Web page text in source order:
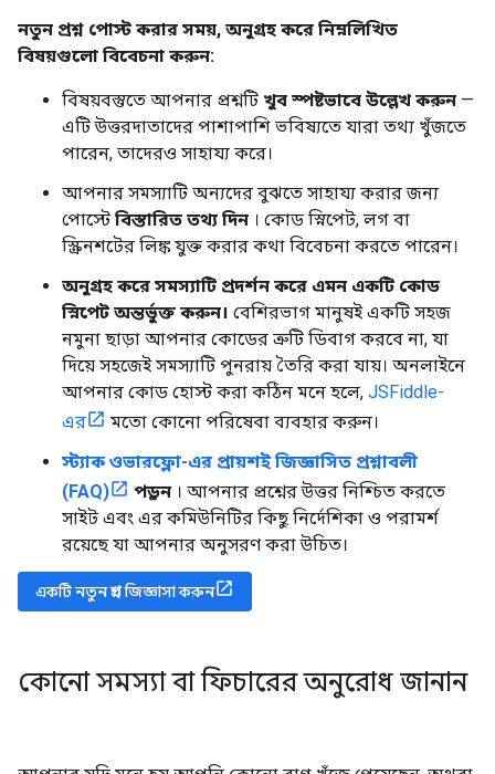
নতুন প্রশ্ন পোস্ট করার সময়, অনুগ্রহ করে নিম্নলিখিত
বিষয়গুলো বিবেচনা করুন:
বিষয়বস্তুতে আপনার প্রশ্নটি খুব স্পষ্টভাবে উল্লেখ করুন —
এটি উত্তরদাতাদের পাশাপাশি ভবিষ্যতে যারা তথ্য খুঁজতে
পারেন, তাদেরও সাহায্য করে।
আপনার সমস্যাটি অন্যদের বুঝতে সাহায্য করার জন্য
পোস্টে বিস্তারিত তথ্য দিন । কোড স্নিপেট, লগ বা
স্ক্রিনশটের লিঙ্ক যুক্ত করার কথা বিবেচনা করতে পারেন।
অনুগ্রহ করে সমস্যাটি প্রদর্শন করে এমন একটি কোড
স্নিপেট অন্তর্ভুক্ত করুন। বেশিরভাগ মানুষই একটি সহজ
নমুনা ছাড়া আপনার কোডের ত্রুটি ডিবাগ করবে না, যা
দিয়ে সহজেই সমস্যাটি পুনরায় তৈরি করা যায়। অনলাইনে
আপনার কোড হোস্ট করা কঠিন মনে হলে, JSFiddle-
এর
মতো কোনো পরিষেবা ব্যবহার করুন।
স্ট্যাক ওভারফ্লো-এর প্রায়শই জিজ্ঞাসিত প্রশ্নাবলী
(FAQ)
পড়ুন । আপনার প্রশ্নের উত্তর নিশ্চিত করতে
সাইট এবং এর কমিউনিটির কিছু নির্দেশিকা ও পরামর্শ
রয়েছে যা আপনার অনুসরণ করা উচিত।
একটি নতুন প্রশ্ন জিজ্ঞাসা করুন
কোনো সমস্যা বা ফিচারের অনুরোধ জানান